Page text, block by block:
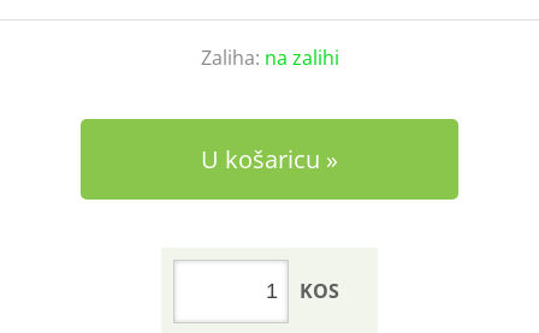
Zaliha: na zalihi
U košaricu
KOS